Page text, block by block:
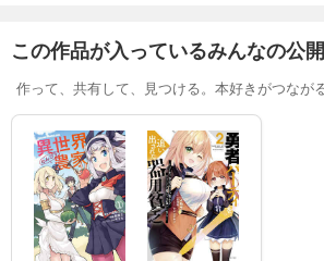
この作品が入っているみんなの公
作って、共有して、見つける。本好きがつなが